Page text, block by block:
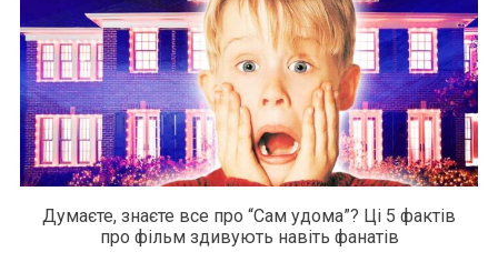
Думаєте, знаєте все про “Сам удома”? Ці 5 фактів
про фільм здивують навіть фанатів